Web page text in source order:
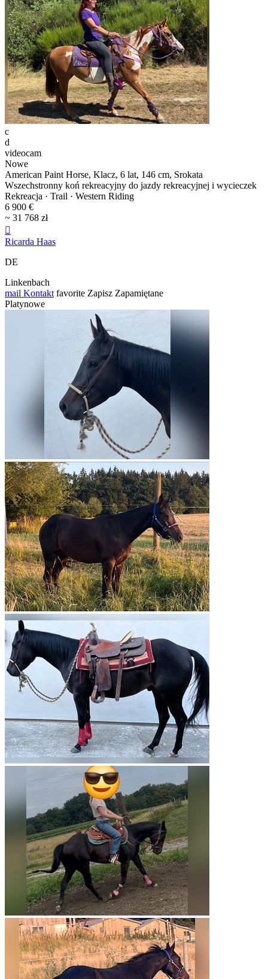
c
d
videocam
Nowe
American Paint Horse, Klacz, 6 lat, 146 cm, Srokata
Wszechstronny koń rekreacyjny do jazdy rekreacyjnej i wycieczek
Rekreacja · Trail · Western Riding
6 900 €
~ 31 768 zł

Ricarda Haas
DE
Linkenbach
mail Kontakt favorite Zapisz Zapamiętane
Platynowe